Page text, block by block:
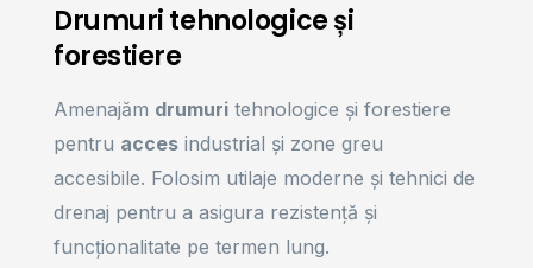
Drumuri tehnologice și
forestiere
Amenajăm drumuri tehnologice și forestiere
pentru acces industrial și zone greu
accesibile. Folosim utilaje moderne și tehnici de
drenaj pentru a asigura rezistență și
funcționalitate pe termen lung.